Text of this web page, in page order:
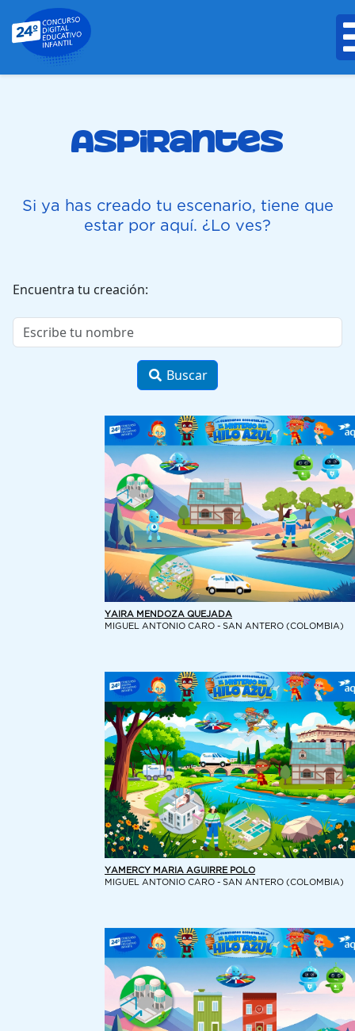
Aspirantes
Si ya has creado tu escenario, tiene que
estar por aquí. ¿Lo ves?
Buscar
YAIRA MENDOZA QUEJADA
MIGUEL ANTONIO CARO - SAN ANTERO (COLOMBIA)
YAMERCY MARIA AGUIRRE POLO
MIGUEL ANTONIO CARO - SAN ANTERO (COLOMBIA)